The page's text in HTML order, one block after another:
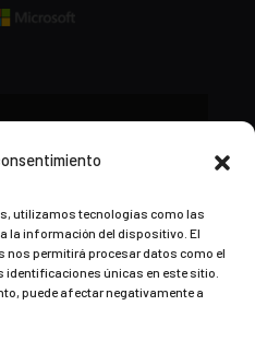
utilizamos tecnologías como las
la información del dispositivo. El
permitirá procesar datos como el
únicas en este sitio.
puede afectar negativamente a
Oficina